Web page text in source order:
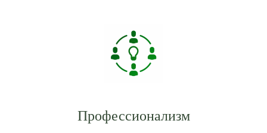
Профессионализм